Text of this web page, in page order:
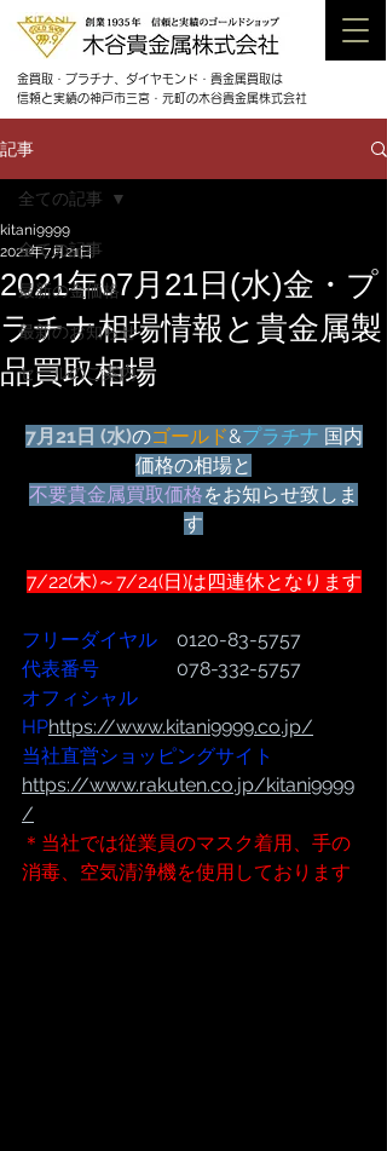
金買取・プラチナ、ダイヤモンド・貴金属買取は
信頼と実績の神戸市三宮・元町の木谷貴金属株式会社
記事
全ての記事
最新の金価格
最新のお知らせ
セールのご案内
全ての記事
2021年07月21日(水)金・プ
ラチナ相場情報と貴金属製
品買取相場
kitani9999
2021年7月21日
7月21日 (水)のゴールド&プラチナ 国内
価格の相場と
不要貴金属買取価格をお知らせ致しま
す
7/22(木)～7/24(日)は四連休となります
フリーダイヤル 0120-83-5757
代表番号
              078-332-5757
オフィシャル
HPhttps://www.kitani9999.co.jp/
当社直営ショッピングサイト
https://www.rakuten.co.jp/kitani9999
/
＊当社では従業員のマスク着用、手の
消毒、空気清浄機を使用しております